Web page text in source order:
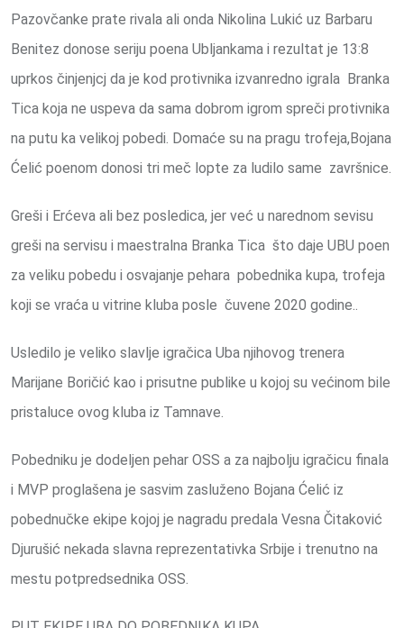
Pazovčanke prate rivala ali onda Nikolina Lukić uz Barbaru
Benitez donose seriju poena Ubljankama i rezultat je 13:8
uprkos činjenjcj da je kod protivnika izvanredno igrala Branka
Tica koja ne uspeva da sama dobrom igrom spreči protivnika
na putu ka velikoj pobedi. Domaće su na pragu trofeja,Bojana
Ćelić poenom donosi tri meč lopte za ludilo same završnice.
Greši i Erćeva ali bez posledica, jer već u narednom sevisu
greši na servisu i maestralna Branka Tica što daje UBU poen
za veliku pobedu i osvajanje pehara pobednika kupa, trofeja
koji se vraća u vitrine kluba posle čuvene 2020 godine..
Usledilo je veliko slavlje igračica Uba njihovog trenera
Marijane Boričić kao i prisutne publike u kojoj su većinom bile
pristaluce ovog kluba iz Tamnave.
Pobedniku je dodeljen pehar OSS a za najbolju igračicu finala
i MVP proglašena je sasvim zasluženo Bojana Ćelić iz
pobednučke ekipe kojoj je nagradu predala Vesna Čitaković
Djurušić nekada slavna reprezentativka Srbije i trenutno na
mestu potpredsednika OSS.